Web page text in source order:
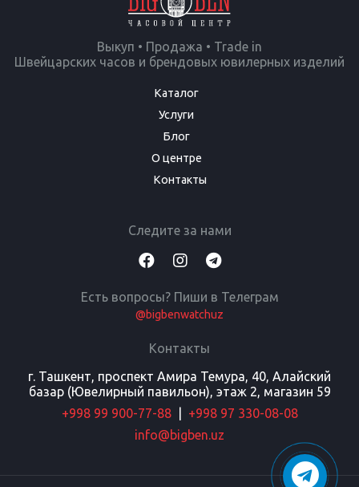
Выкуп • Продажа • Trade in
Швейцарских часов и брендовых ювилерных изделий
Каталог
Услуги
Блог
О центре
Контакты
Следите за нами
Есть вопросы? Пиши в Телеграм
@bigbenwatchuz
Контакты
г. Ташкент, проспект Амира Темура, 40, Алайский
базар (Ювелирный павильон), этаж 2, магазин 59
+998 99 900-77-88
+998 97 330-08-08
info@bigben.uz